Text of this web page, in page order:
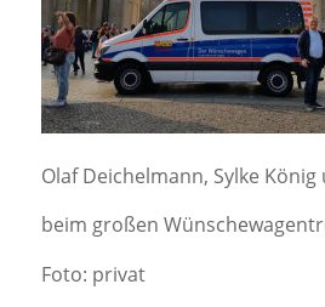
Olaf Deichelmann, Sylke König
beim großen
Foto: privat